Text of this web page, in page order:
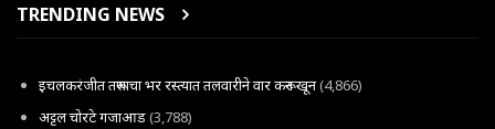
TRENDING NEWS
इचलकरंजीत तरूणाचा भर रस्त्यात तलवारीने वार करून खून(4,866)
अट्टल चोरटे गजाआड(3,788)